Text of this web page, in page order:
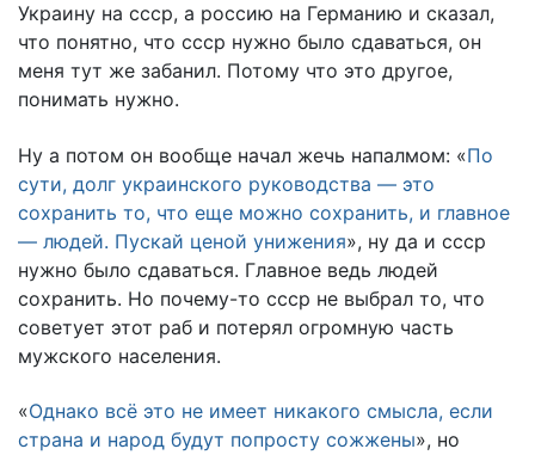
Украину на ссср, а россию на Германию и сказал,
что понятно, что ссср нужно было сдаваться, он
меня тут же забанил. Потому что это другое,
понимать нужно.
Ну а потом он вообще начал жечь напалмом: «По
сути, долг украинского руководства — это
сохранить то, что еще можно сохранить, и главное
— людей. Пускай ценой унижения», ну да и ссср
нужно было сдаваться. Главное ведь людей
сохранить. Но почему-то ссср не выбрал то, что
советует этот раб и потерял огромную часть
мужского населения.
«Однако всё это не имеет никакого смысла, если
страна и народ будут попросту сожжены», но